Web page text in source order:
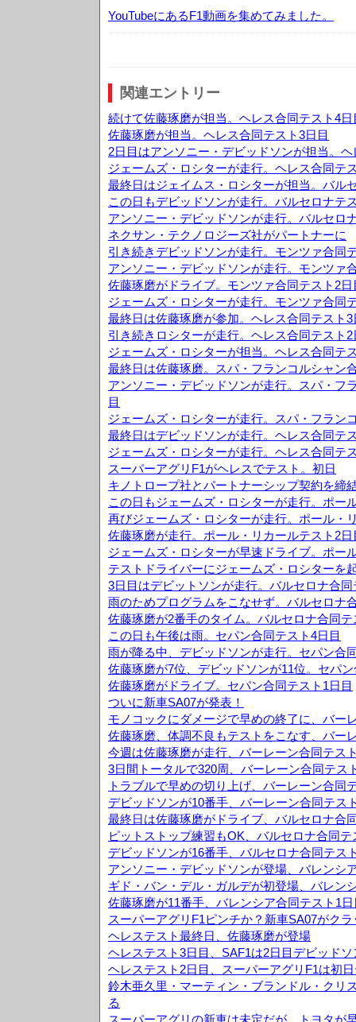
YouTubeにあるF1動画を集めてみました。
関連エントリー
続けて佐藤琢磨が担当。ヘレス合同テスト4日
佐藤琢磨が担当。ヘレス合同テスト3日目
2日目はアンソニー・デビッドソンが担当。
ジェームズ・ロシターが走行。ヘレス合同テ
最終日はジェイムス・ロシターが担当。バル
この日もデビッドソンが走行。バルセロナテ
アンソニー・デビッドソンが走行。バルセロ
ネクサン・テクノロジーズ社がパートナーに
引き続きデビッドソンが走行。モンツァ合同
アンソニー・デビッドソンが走行。モンツァ
佐藤琢磨がドライブ。モンツァ合同テスト2日
ジェームズ・ロシターが走行。モンツァ合同
最終日は佐藤琢磨が参加。ヘレス合同テスト3
引き続きロシターが走行。ヘレス合同テスト2
ジェームズ・ロシターが担当。ヘレス合同テ
最終日は佐藤琢磨。スパ・フランコルシャン
アンソニー・デビッドソンが走行。スパ・フ
目
ジェームズ・ロシターが走行。スパ・フラン
最終日はデビッドソンが走行。ヘレス合同テ
ジェームズ・ロシターが走行。ヘレス合同テ
スーパーアグリF1がヘレスでテスト。初日
キノトロープ社とパートナーシップ契約を締
この日もジェームズ・ロシターが走行。ポー
再びジェームズ・ロシターが走行。ポール・
佐藤琢磨が走行。ポール・リカールテスト2日
ジェームズ・ロシターが早速ドライブ。ポー
テストドライバーにジェームズ・ロシターを
3日目はデビットソンが走行。バルセロナ合
雨のためプログラムをこなせず。バルセロナ
佐藤琢磨が2番手のタイム。バルセロナ合同テ
この日も午後は雨。セパン合同テスト4日目
雨が降る中、デビッドソンが走行。セパン合
佐藤琢磨が7位、デビッドソンが11位。セパ
佐藤琢磨がドライブ。セパン合同テスト1日目
ついに新車SA07が発表！
モノコックにダメージで早めの終了に、バー
佐藤琢磨、体調不良もテストをこなす、バー
今週は佐藤琢磨が走行、バーレーン合同テス
3日間トータルで320周、バーレーン合同テス
トラブルで早めの切り上げ、バーレーン合同
デビッドソンが10番手、バーレーン合同テス
最終日は佐藤琢磨がドライブ、バルセロナ合
ピットストップ練習もOK、バルセロナ合同テ
デビッドソンが16番手、バルセロナ合同テス
アンソニー・デビッドソンが登場、バレンシ
ギド・バン・デル・ガルデが初登場、バレン
佐藤琢磨が11番手、バレンシア合同テスト1日
スーパーアグリF1ピンチか？新車SA07がク
ヘレステスト最終日、佐藤琢磨が登場
ヘレステスト3日目、SAF1は2日目デビッド
ヘレステスト2日目、スーパーアグリF1は初
鈴木亜久里・マーティン・ブランドル・クリ
る
スーパーアグリの新車は未定だが、トヨタが